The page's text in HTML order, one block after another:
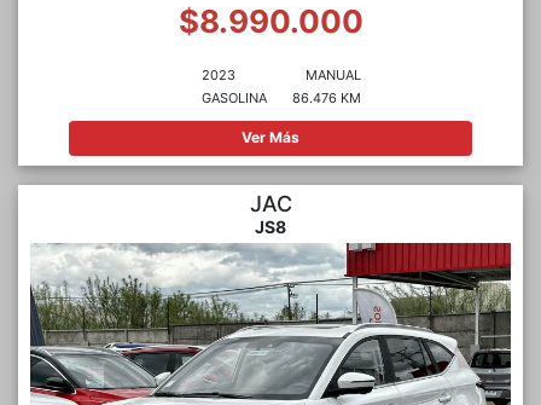
$8.990.000
2023
GASOLINA
MANUAL
86.476 KM
Ver Más
JAC
JS8